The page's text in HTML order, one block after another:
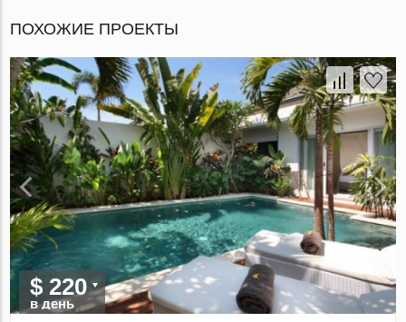
ПОХОЖИЕ ПРОЕКТЫ
$ 220
в день